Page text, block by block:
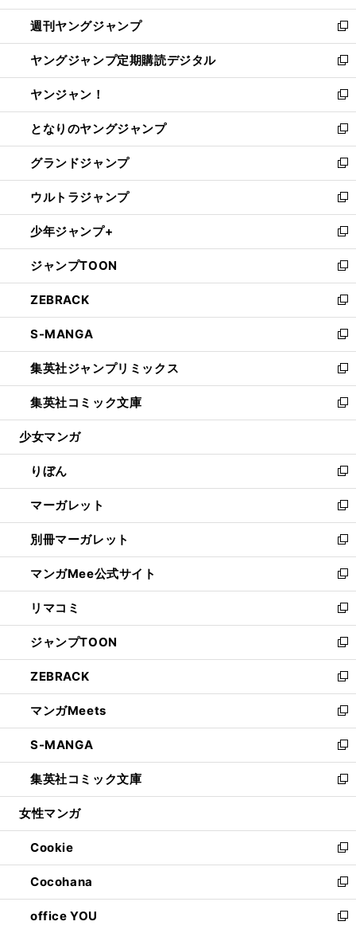
開
く
ウ
で
開
く
ン
ド
ウ
で
開
く
ウ
ィ
ン
ド
ウ
で
開
く
週刊ヤングジャンプ
新
し
い
ウ
ィ
ン
ド
ウ
で
開
く
ヤングジャンプ定期購読デジタル
新
し
い
ウ
ィ
ン
ド
ウ
で
開
く
ヤンジャン！
新
し
い
ウ
ィ
ン
ド
ウ
で
開
く
となりのヤングジャンプ
新
し
い
ウ
ィ
ン
ド
ウ
で
開
く
グランドジャンプ
新
し
い
ウ
ィ
ン
ド
ウ
で
開
く
ウルトラジャンプ
新
し
い
ウ
ィ
ン
ド
ウ
で
開
く
少年ジャンプ+
新
し
い
ウ
ィ
ン
ド
ウ
で
開
く
ジャンプTOON
新
し
い
ウ
ィ
ン
ド
ウ
で
開
ZEBRACK
新
し
い
ウ
ィ
ン
ド
ウ
開
く
S-MANGA
新
し
い
ウ
ィ
ン
ウ
で
開
く
集英社ジャンプリミックス
新
し
い
ウ
ン
ド
ウ
で
開
く
集英社コミック文庫
新
し
ウ
ィ
ン
ド
ウ
で
開
く
少女マンガ
りぼん
新
し
い
ウ
ィ
ン
ド
ウ
で
開
く
マーガレット
新
し
い
ウ
ィ
ン
ド
ウ
で
開
く
別冊マーガレット
新
し
い
ウ
ィ
ン
ド
ウ
で
開
く
マンガMee公式サイト
新
し
い
ウ
ィ
ン
ド
ウ
で
開
く
リマコミ
新
し
い
ウ
ィ
ン
ド
ウ
で
開
く
ジャンプTOON
新
し
い
ウ
ィ
ン
ド
ウ
で
開
ZEBRACK
新
し
い
ウ
ィ
ン
ド
ウ
開
く
マンガMeets
新
し
い
ウ
ィ
ン
ウ
で
開
く
S-MANGA
新
し
い
ウ
ン
ド
ウ
で
開
く
集英社コミック文庫
新
し
ウ
ィ
ン
ド
ウ
で
女性マンガ
Cookie
新
し
い
ウ
ィ
Cocohana
新
し
い
office YOU
新